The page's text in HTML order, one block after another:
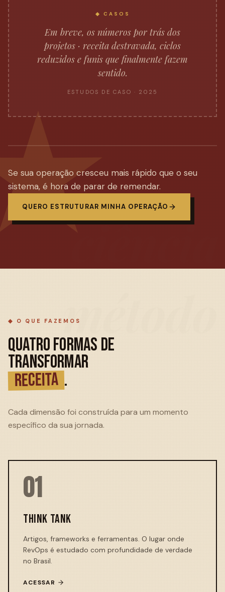
ciência
◆ CASOS
Em breve, os números por trás dos
projetos · receita destravada, ciclos
reduzidos e funis que finalmente fazem
sentido.
ESTUDOS DE CASO · 2025
Se sua operação cresceu mais rápido que o seu
sistema, é hora de parar de remendar.
QUERO ESTRUTURAR MINHA OPERAÇÃO
método
◆ O QUE FAZEMOS
QUATRO FORMAS DE
TRANSFORMAR
RECEITA .
Cada dimensão foi construída para um momento
específico da sua jornada.
01
THINK TANK
Artigos, frameworks e ferramentas. O lugar onde
RevOps é estudado com profundidade de verdade
no Brasil.
ACESSAR